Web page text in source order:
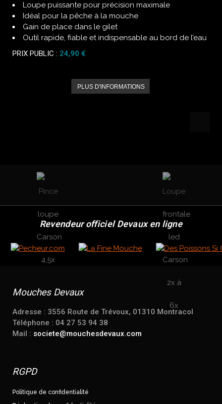
Loupe puissante pour précision maximale
Idéal pour la pêche à la mouche
Gain de place dans le gilet
Outil rapide, fiable et indispensable au bord de l’eau
PRIX PUBLIC : 24,90 €
PLUS D'INFORMATIONS
Revendeur officiel Devaux en ligne
Mouches Devaux
Adresse : 3556 Route de Trévoux, 01310 Montracol
Téléphone : 04 27 53 94 38
Mail : societe@mouchesdevaux.com
RGPD
Politique de confidentialité